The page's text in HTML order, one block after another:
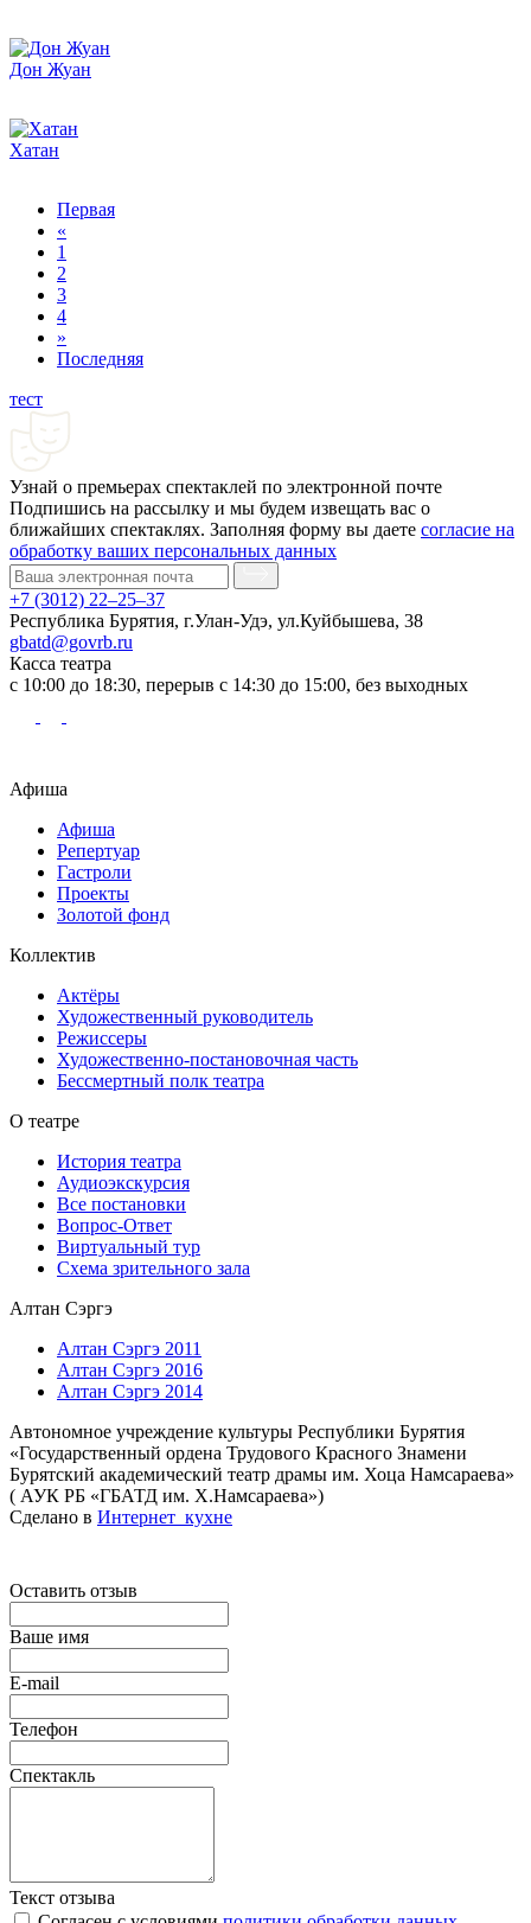
Дон Жуан
Хатан
Первая
«
1
2
3
4
»
Последняя
тест
Узнай о премьерах спектаклей по электронной почте
Подпишись на рассылку и мы будем извещать вас о
ближайших спектаклях. Заполняя форму вы даете согласие на
обработку ваших персональных данных
+7 (3012) 22–25–37
Республика Бурятия, г.Улан-Удэ, ул.Куйбышева, 38
gbatd@govrb.ru
Касса театра
с 10:00 до 18:30, перерыв с 14:30 до 15:00, без выходных
Афиша
Афиша
Репертуар
Гастроли
Проекты
Золотой фонд
Коллектив
Актёры
Художественный руководитель
Режиссеры
Художественно-постановочная часть
Бессмертный полк театра
О театре
История театра
Аудиоэкскурсия
Все постановки
Вопрос-Ответ
Виртуальный тур
Схема зрительного зала
Алтан Сэргэ
Алтан Сэргэ 2011
Алтан Сэргэ 2016
Алтан Сэргэ 2014
Автономное учреждение культуры Республики Бурятия
«Государственный ордена Трудового Красного Знамени
Бурятский академический театр драмы им. Хоца Намсараева»
( АУК РБ «ГБАТД им. Х.Намсараева»)
Сделано в Интернет_кухне
Оставить отзыв
Ваше имя
E-mail
Телефон
Спектакль
Текст отзыва